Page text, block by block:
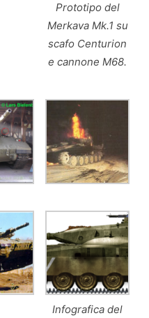
Prototipo del
Merkava Mk.1 su
scafo Centurion
e cannone M68.
Infografica del